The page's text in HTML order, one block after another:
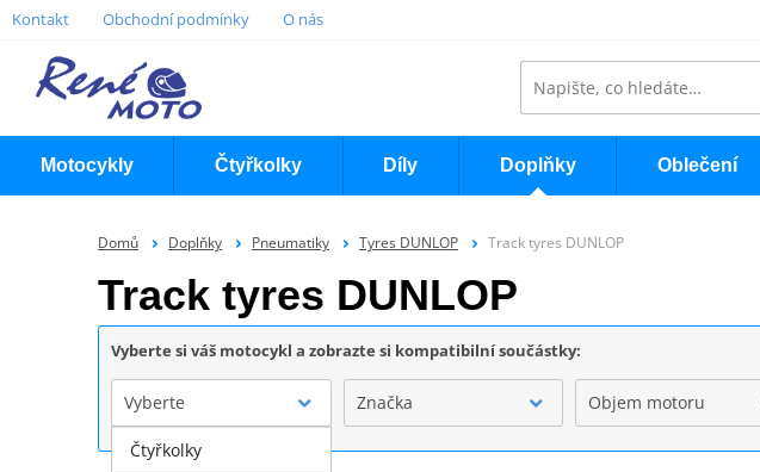
Kontakt Obchodní podmínky O nás
Motocykly Čtyřkolky Díly Doplňky Oblečení
Domů Doplňky Pneumatiky Tyres DUNLOP Track tyres DUNLOP
Track tyres DUNLOP
Vyberte si váš motocykl a zobrazte si kompatibilní součástky:
Vyberte Značka Objem motoru
Čtyřkolky